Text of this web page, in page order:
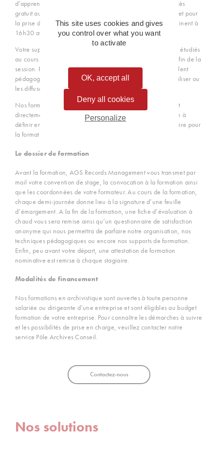
d’apprentissage. Vous aurez ainsi à votre disposition un accès
gratuit au WIFI, un rétroprojecteur, un paperboard, un carnet pour
la prise de notes. Les formations débutent à 9h30 et se terminent à
16h30 avec 1h00 de pause-déjeuner.
Votre support de cours ainsi que l’ensemble des documents étudiés
au cours de la formation vous seront remis sur clé USB à la fin de la
session. Rédigés par votre formateur, ces documents se veulent
pédagogiques et accessibles afin que vous puissiez les réutiliser ou
les diffuser à vos collaborateurs à la suite de cette journée.
Nos formations intra-entreprises, quant à elles, se déroulent
directement sur votre site selon des modalités d’organisation à
définir ensemble préalablement (horaires, matériel nécessaire pour
la formation, etc.).
Le dossier de formation
Avant la formation, AGS Records Management vous transmet par
mail votre convention de stage, la convocation à la formation ainsi
que les coordonnées de votre formateur. Au cours de la formation,
chaque demi-journée donne lieu à la signature d’une feuille
d’émargement. A la fin de la formation, une fiche d’évaluation à
chaud vous sera remise ainsi qu’un questionnaire de satisfaction
anonyme qui nous permettra de parfaire notre organisation, nos
techniques pédagogiques ou encore nos supports de formation.
Enfin, peu avant votre départ, une attestation de formation
nominative est remise à chaque stagiaire.
Modalités de financement
Nos formations en archivistique sont ouvertes à toute personne
salariée ou dirigeante d’une entreprise et sont éligibles au budget
formation de votre entreprise. Pour connaître les démarches à suivre
et les possibilités de prise en charge, veuillez contacter notre
service Pôle Archives Conseil.
Contactez-nous
Nos solutions
This site uses cookies and gives
you control over what you want
to activate
OK, accept all
Deny all cookies
Personalize